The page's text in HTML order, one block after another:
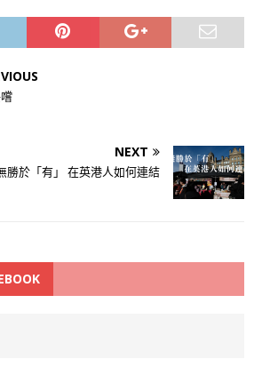
NEXT
勝於「有」 在英港人如何連結